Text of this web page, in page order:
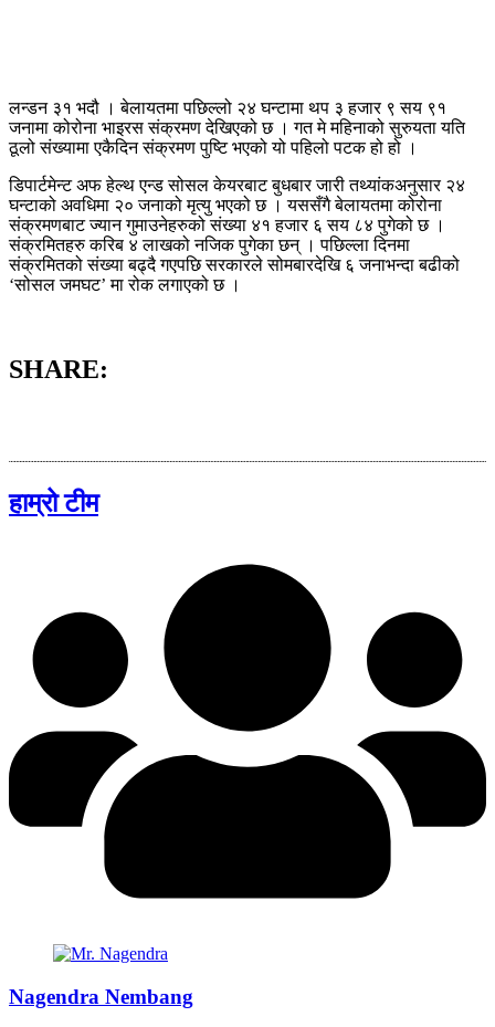
लन्डन ३१ भदौ । बेलायतमा पछिल्लो २४ घन्टामा थप ३ हजार ९ सय ९१
जनामा कोरोना भाइरस संक्रमण देखिएको छ । गत मे महिनाको सुरुयता यति
ठूलो संख्यामा एकैदिन संक्रमण पुष्टि भएको यो पहिलो पटक हो हो ।
डिपार्टमेन्ट अफ हेल्थ एन्ड सोसल केयरबाट बुधबार जारी तथ्यांकअनुसार २४
घन्टाको अवधिमा २० जनाको मृत्‍यु भएको छ । यससँगै बेलायतमा कोरोना
संक्रमणबाट ज्यान गुमाउनेहरुको संख्या ४१ हजार ६ सय ८४ पुगेको छ ।
संक्रमितहरु करिब ४ लाखको नजिक पुगेका छन् । पछिल्ला दिनमा
संक्रमितको संख्या बढ्दै गएपछि सरकारले सोमबारदेखि ६ जनाभन्दा बढीको
‘सोसल जमघट’ मा रोक लगाएको छ ।
SHARE:
हाम्रो टीम
Nagendra Nembang